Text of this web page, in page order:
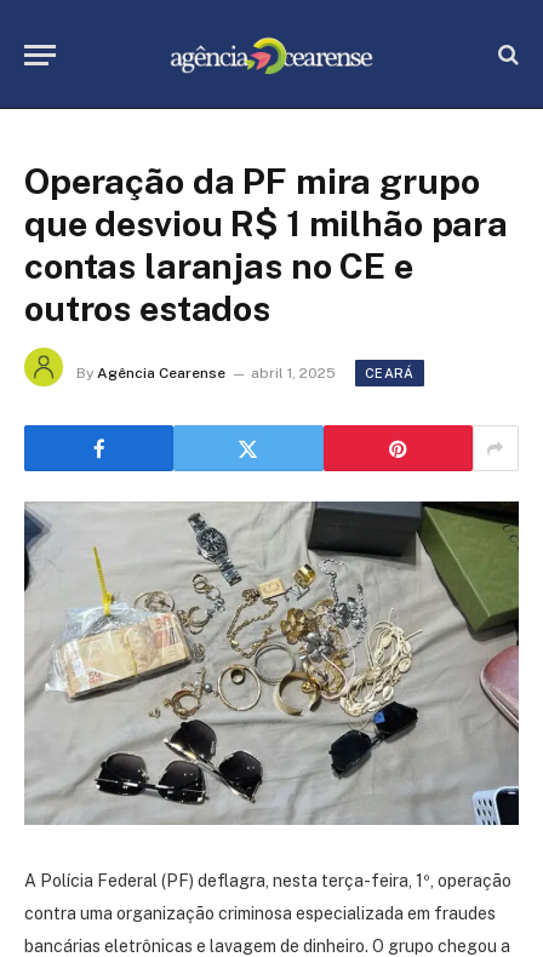
Operação da PF mira grupo
que desviou R$ 1 milhão para
contas laranjas no CE e
outros estados
By Agência Cearense abril 1, 2025 CEARÁ
A Polícia Federal (PF) deflagra, nesta terça-feira, 1º, operação
contra uma organização criminosa especializada em fraudes
bancárias eletrônicas e lavagem de dinheiro. O grupo chegou a